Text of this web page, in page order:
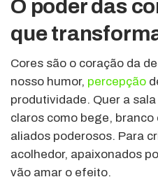
O poder das
que
Cores são o coração da
nosso humor, percepção
produtividade. Quer a
claros como bege, branco
aliados poderosos. Para
acolhedor, apaixonados
vão amar o efeito.